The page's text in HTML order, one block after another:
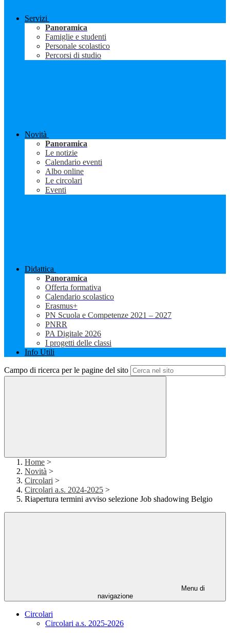
Servizi
Panoramica
Famiglie e studenti
Personale scolastico
Percorsi di studio
Novità
Panoramica
Le notizie
Calendario eventi
Albo online
Le circolari
Eventi
Didattica
Panoramica
Offerta formativa
Calendario scolastico
Erasmus+
PN Scuola e Competenze 2021 – 2027
PNRR
PA Digitale 2026
I progetti delle classi
Info Utili
Campo di ricerca per le pagine del sito
Home >
Novità >
Circolari >
Circolari a.s. 2024-2025 >
Riapertura termini avviso selezione Job shadowing Belgio
Menu di
navigazione
Circolari
Circolari a.s. 2025-2026